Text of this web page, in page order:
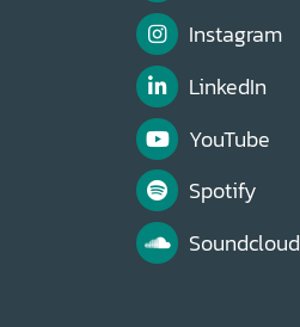
Instagram
LinkedIn
YouTube
Spotify
Soundcloud